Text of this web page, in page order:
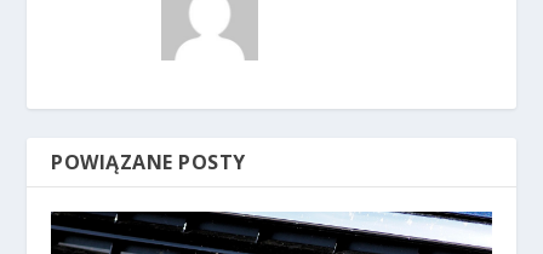
POWIĄZANE POSTY